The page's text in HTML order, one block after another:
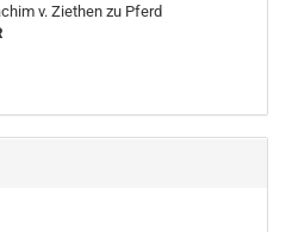
v. Ziethen zu Pferd